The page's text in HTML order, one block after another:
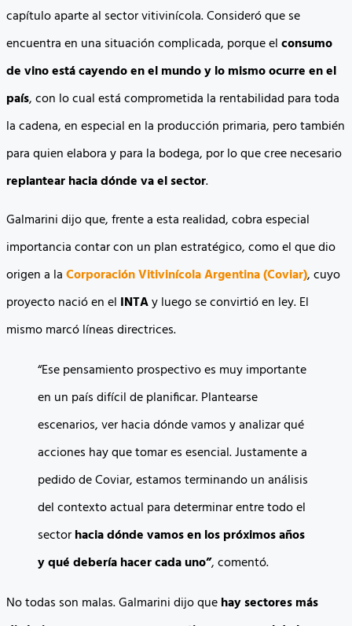
capítulo aparte al sector vitivinícola. Consideró que se
encuentra en una situación complicada, porque elconsumo
de vino está cayendo en el mundo y lo mismo ocurre en el
país, con lo cual está comprometida la rentabilidad para toda
la cadena, en especial en la producción primaria, pero también
para quien elabora y para la bodega, por lo que cree necesario
replantear hacia dónde va el sector.
Galmarini dijo que, frente a esta realidad, cobra especial
importancia contar con un plan estratégico, como el que dio
origen a laCorporación Vitivinícola Argentina (Coviar), cuyo
proyecto nació en el INTAy luego se convirtió en ley. El
mismo marcó líneas directrices.
“Ese pensamiento prospectivo es muy importante
en un país difícil de planificar. Plantearse
escenarios, ver hacia dónde vamos y analizar qué
acciones hay que tomar es esencial. Justamente a
pedido de Coviar, estamos terminando un análisis
del contexto actual para determinar entre todo el
sectorhacia dónde vamos en los próximos años
y qué debería hacer cada uno”, comentó.
No todas son malas. Galmarini dijo quehay sectores más